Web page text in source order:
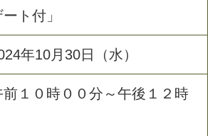
ト付」
年10月30日（水）
前１０時００分～午後１２時